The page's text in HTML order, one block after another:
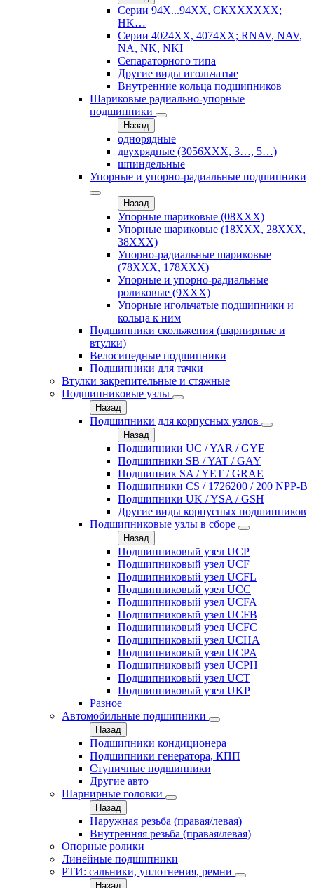
Серии 94Х...94ХХ, СКХХХХХХ;
HK…
Серии 4024ХХ, 4074ХХ; RNAV, NAV,
NA, NK, NKI
Сепараторного типа
Другие виды игольчатые
Внутренние кольца подшипников
Шариковые радиально-упорные
подшипники
Назад
однорядные
двухрядные (3056ХХХ, 3…, 5…)
шпиндельные
Упорные и упорно-радиальные подшипники
Назад
Упорные шариковые (08XXX)
Упорные шариковые (18XXX, 28XXХ,
38ХХХ)
Упорно-радиальные шариковые
(78XXX, 178ХХХ)
Упорные и упорно-радиальные
роликовые (9ХХХ)
Упорные игольчатые подшипники и
кольца к ним
Подшипники скольжения (шарнирные и
втулки)
Велосипедные подшипники
Подшипники для тачки
Втулки закрепительные и стяжные
Подшипниковые узлы
Назад
Подшипники для корпусных узлов
Назад
Подшипники UC / YAR / GYE
Подшипники SB / YAT / GAY
Подшипник SA / YET / GRAE
Подшипники CS / 1726200 / 200 NPP-B
Подшипники UK / YSA / GSH
Другие виды корпусных подшипников
Подшипниковые узлы в сборе
Назад
Подшипниковый узел UCP
Подшипниковый узел UCF
Подшипниковый узел UCFL
Подшипниковый узел UCC
Подшипниковый узел UCFA
Подшипниковый узел UCFB
Подшипниковый узел UCFC
Подшипниковый узел UCHA
Подшипниковый узел UCPA
Подшипниковый узел UCPH
Подшипниковый узел UCT
Подшипниковый узел UKP
Разное
Автомобильные подшипники
Назад
Подшипники кондиционера
Подшипники генератора, КПП
Ступичные подшипники
Другие авто
Шарнирные головки
Назад
Наружная резьба (правая/левая)
Внутренняя резьба (правая/левая)
Опорные ролики
Линейные подшипники
РТИ: сальники, уплотнения, ремни
Назад